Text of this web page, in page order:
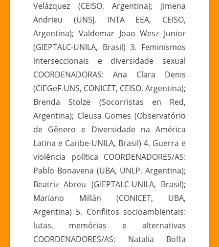
Velázquez (CEISO, Argentina); Jimena
Andrieu (UNSJ, INTA EEA, CEISO,
Argentina); Valdemar Joao Wesz Junior
(GIEPTALC-UNILA, Brasil) 3. Feminismos
interseccionais e diversidade sexual
COORDENADORAS: Ana Clara Denis
(CIEGeF-UNS, CONICET, CEISO, Argentina);
Brenda Stolze (Socorristas en Red,
Argentina); Cleusa Gomes (Observatório
de Gênero e Diversidade na América
Latina e Caribe-UNILA, Brasil) 4. Guerra e
violência política COORDENADORES/AS:
Pablo Bonavena (UBA, UNLP, Argentina);
Beatriz Abreu (GIEPTALC-UNILA, Brasil);
Mariano Millán (CONICET, UBA,
Argentina) 5. Conflitos socioambientais:
lutas, memórias e alternativas
COORDENADORES/AS: Natalia Boffa